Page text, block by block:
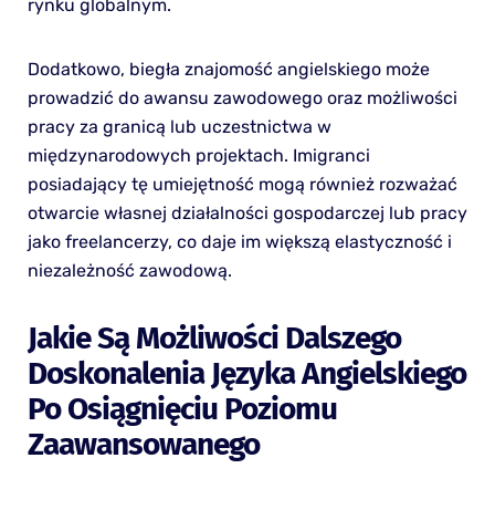
rynku globalnym.
Dodatkowo, biegła znajomość angielskiego może
prowadzić do awansu zawodowego oraz możliwości
pracy za granicą lub uczestnictwa w
międzynarodowych projektach. Imigranci
posiadający tę umiejętność mogą również rozważać
otwarcie własnej działalności gospodarczej lub pracy
jako freelancerzy, co daje im większą elastyczność i
niezależność zawodową.
Jakie Są Możliwości Dalszego
Doskonalenia Języka Angielskiego
Po Osiągnięciu Poziomu
Zaawansowanego